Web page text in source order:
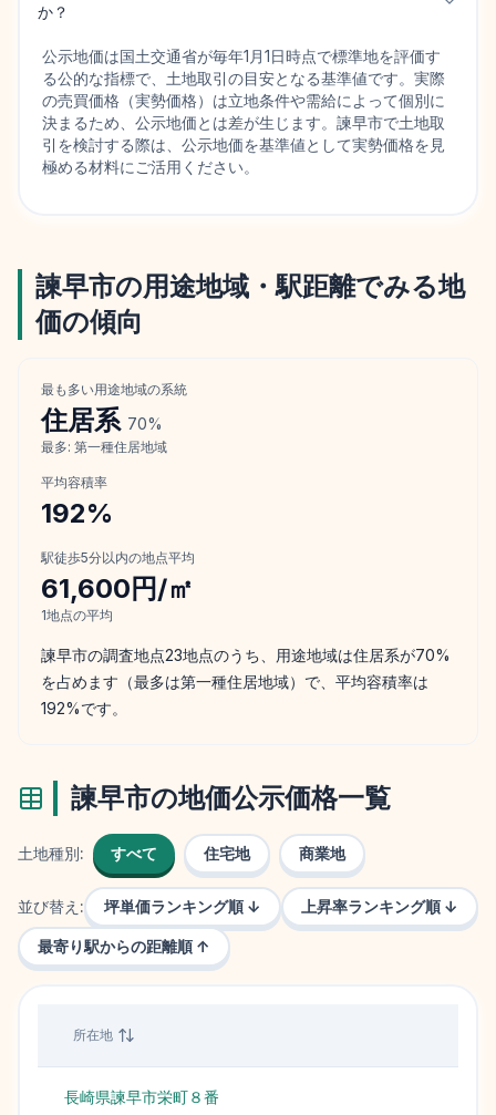
か？
公示地価は国土交通省が毎年1月1日時点で標準地を評価す
る公的な指標で、土地取引の目安となる基準値です。実際
の売買価格（実勢価格）は立地条件や需給によって個別に
決まるため、公示地価とは差が生じます。諫早市で土地取
引を検討する際は、公示地価を基準値として実勢価格を見
極める材料にご活用ください。
諫早市の用途地域・駅距離でみる地
価の傾向
最も多い用途地域の系統
住居系 70%
最多: 第一種住居地域
平均容積率
192%
駅徒歩5分以内の地点平均
61,600円/㎡
1地点の平均
諫早市の調査地点23地点のうち、用途地域は住居系が70%
を占めます（最多は第一種住居地域）で、平均容積率は
192%です。
諫早市の地価公示価格一覧
土地種別: すべて 住宅地 商業地
並び替え: 坪単価ランキング順 ↓ 上昇率ランキング順 ↓
最寄り駅からの距離順 ↑
所在地
長崎県諫早市栄町８番